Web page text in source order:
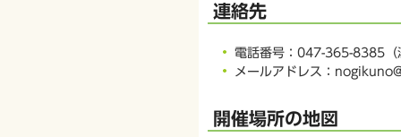
連絡先
電話番号：047-365-8385（
メールアドレス：
開催場所の地図